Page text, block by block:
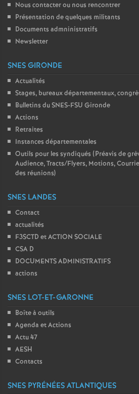
Nous contacter ou nous rencontrer
Présentation de quelques militants
Documents admninistratifs
Newsletter
SNES GIRONDE
Actualités
Stages, bureaux départementaux,
Bulletins du SNES-FSU Gironde
Actions
Retraites
Instances départementales
Outils pour les syndiqués (Préavis de
Audience, Tracts/Flyers, Motions,
des réunions)
SNES LANDES
Contact
actualités
F3SCTD et ACTION SOCIALE
CSA D
DOCUMENTS ADMINISTRATIFS
actions
SNES LOT-ET-GARONNE
Boîte à outils
Agenda et Actions
Actu 47
AESH
Contacts
SNES PYRÉNÉES ATLANTIQUES